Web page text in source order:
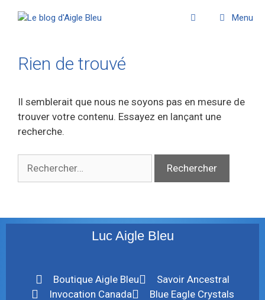
Menu
Rien de trouvé
Il semblerait que nous ne soyons pas en mesure de
trouver votre contenu. Essayez en lançant une
recherche.
Luc Aigle Bleu
Boutique Aigle Bleu
Savoir Ancestral
Invocation Canada
Blue Eagle Crystals